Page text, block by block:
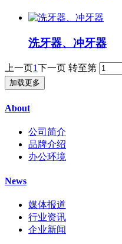
洗牙器、冲牙器
上一页1下一页 转至第
加载更多
About
公司简介
品牌介绍
办公环境
News
媒体报道
行业资讯
企业新闻